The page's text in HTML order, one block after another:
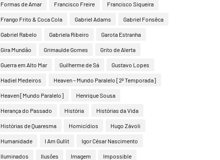
Formas de Amar Francisco Freire Francisco Siqueira
Frango Frito & Coca Cola Gabriel Adams Gabriel Fonsêca
Gabriel Rabelo Gabriela Ribeiro Garota Estranha
Gira Mundão Grimaulde Gomes Grito de Alerta
Guerra em Alto Mar Guilherme de Sá Gustavo Lopes
Hadiel Medeiros Heaven – Mundo Paralelo [2ª Temporada]
Heaven [Mundo Paralelo] Henrique Sousa
Herança do Passado História Histórias da Vida
Histórias de Quaresma Homicídios Hugo Závoli
Humanidade I Am Gullit Igor César Nascimento
Iluminados Ilusões Imagem Impossible